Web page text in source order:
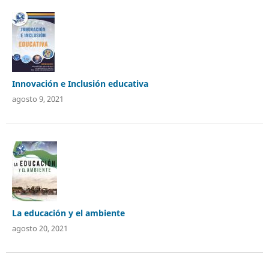
Innovación e Inclusión educativa
agosto 9, 2021
La educación y el ambiente
agosto 20, 2021